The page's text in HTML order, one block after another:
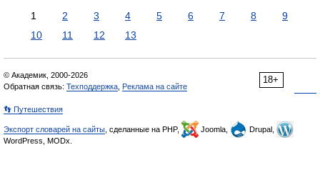
1 2 3 4 5 6 7 8
9
10
11 12 13
18+
© Академик, 2000-2026
Обратная связь: Техподдержка Реклама на сайте
👣 Путешествия
Экспорт словарей на сайты , сделанные на PHP, Joomla,
Drupal,
WordPress, MODx.